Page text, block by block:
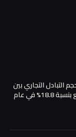
.. حجم التبادل التجاري بين
مصر ودول البريكس يرتفع بنسبة 18.8% في عام